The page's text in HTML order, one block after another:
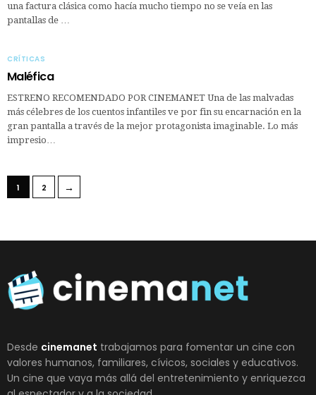
una factura clásica como hacía mucho tiempo no se veía en las
pantallas de …
CRÍTICAS
Maléfica
ESTRENO RECOMENDADO POR CINEMANET Una de las malvadas
más célebres de los cuentos infantiles ve por fin su encarnación en la
gran pantalla a través de la mejor protagonista imaginable. Lo más
impresio…
1 2 →
Desde cinemanet trabajamos para fomentar un cine con
valores humanos, familiares, cívicos, sociales y educativos.
Un cine que vaya más allá del entretenimiento y enriquezca